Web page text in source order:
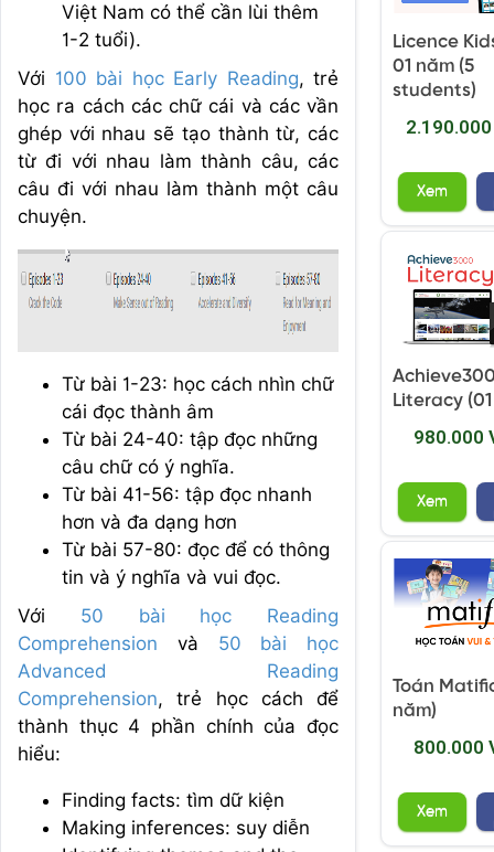
Việt Nam có thể cần lùi thêm
1-2 tuổi).
Với 100 bài học Early Reading, trẻ
học ra cách các chữ cái và các vần
ghép với nhau sẽ tạo thành từ, các
từ đi với nhau làm thành câu, các
câu đi với nhau làm thành một câu
chuyện.
Từ bài 1-23: học cách nhìn chữ
cái đọc thành âm
Từ bài 24-40: tập đọc những
câu chữ có ý nghĩa.
Từ bài 41-56: tập đọc nhanh
hơn và đa dạng hơn
Từ bài 57-80: đọc để có thông
tin và ý nghĩa và vui đọc.
Với 50 bài học Reading
Comprehension và 50 bài học
Advanced Reading
Comprehension, trẻ học cách để
thành thục 4 phần chính của đọc
hiểu:
Finding facts: tìm dữ kiện
Making inferences: suy diễn
Licence
01 năm (5
students)
2.190.000
Xem
Literacy
980.000
Xem
Toán
năm)
800.000
Xem